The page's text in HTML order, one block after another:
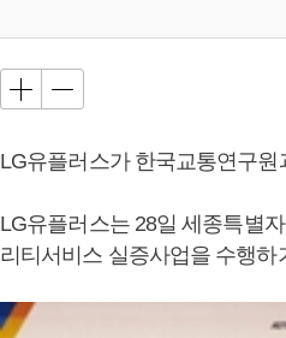
LG유플러스가 한국교통연구
LG유플러스는 28일 세종특별
리티서비스 실증사업을 수행